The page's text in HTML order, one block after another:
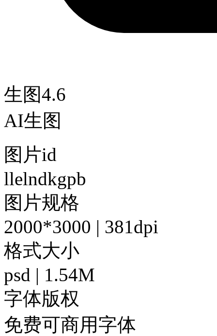
生图4.6
AI生图
图片id
llelndkgpb
图片规格
2000*3000 | 381dpi
格式大小
psd | 1.54M
字体版权
免费可商用字体